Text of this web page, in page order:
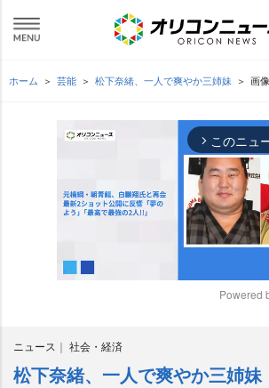
ホーム 芸能 松下奈緒、一人で爽やか三姉妹 画
arrow_forward_ios このニュ
Powered
ニュース 社会・経済
松下奈緒、一人で爽やか三姉妹